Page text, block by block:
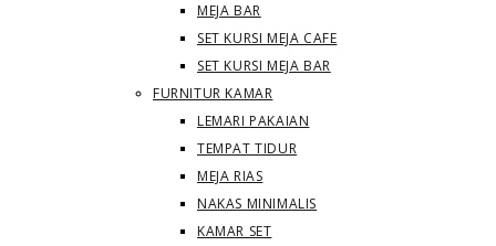
MEJA BAR
SET KURSI MEJA CAFE
SET KURSI MEJA BAR
FURNITUR KAMAR
LEMARI PAKAIAN
TEMPAT TIDUR
MEJA RIAS
NAKAS MINIMALIS
KAMAR SET